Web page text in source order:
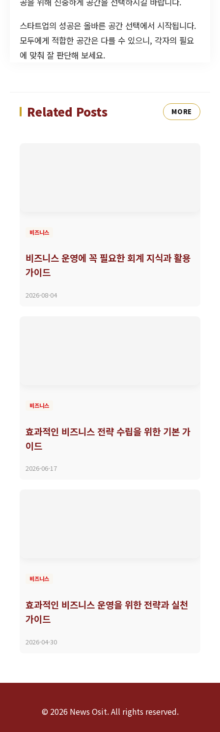
스타트업의 성공은 올바른 공간 선택에서 시작됩니다.
모두에게 적합한 공간은 다를 수 있으니, 각자의 필요
에 맞춰 잘 판단해 보세요.
Related Posts MORE
비즈니스
비즈니스 운영에 꼭 필요한 회계 지식과 활용
가이드
2026-08-04
비즈니스
효과적인 비즈니스 전략 수립을 위한 기본 가
이드
2026-06-17
비즈니스
효과적인 비즈니스 운영을 위한 전략과 실천
가이드
2026-04-30
© 2026 News Osit. All rights reserved.